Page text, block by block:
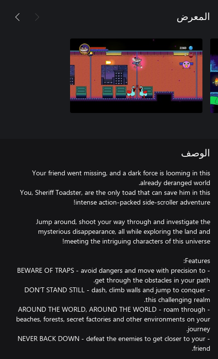
المعرض
الوصف
Your friend went missing, and a dark force is looming in this
You, Sheriff Toadster, are the only toad that can save him in this
Jump around, shoot your way through and investigate the
mysterious disappearance, all while exploring the land and
- BEWARE OF TRAPS - avoid dangers and move with precision to
- DON’T STAND STILL - dash, climb walls and jump to conquer
- AROUND THE WORLD, AROUND THE WORLD - roam through
beaches, forests, secret factories and other environments on your
- NEVER BACK DOWN - defeat the enemies to get closer to your